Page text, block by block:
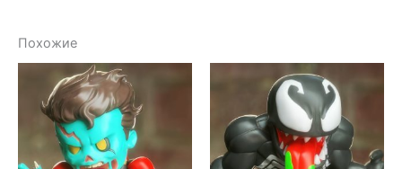
Похожие